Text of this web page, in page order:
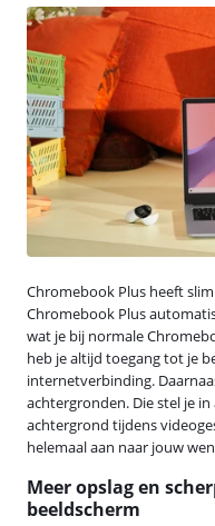
Chromebook Plus heeft
Chromebook Plus
wat je bij normale
heb je altijd toegang tot je
internetverbinding.
achtergronden. Die stel je
achtergrond tijdens
helemaal aan naar jouw
Meer opslag en
beeldscherm